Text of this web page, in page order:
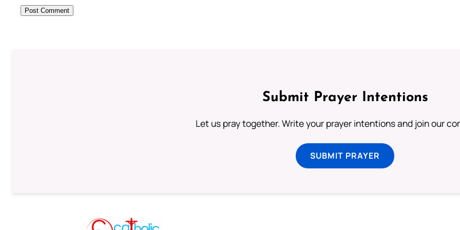
Submit Prayer Intentions
Let us pray together. Write your prayer intentions and join our
SUBMIT PRAYER